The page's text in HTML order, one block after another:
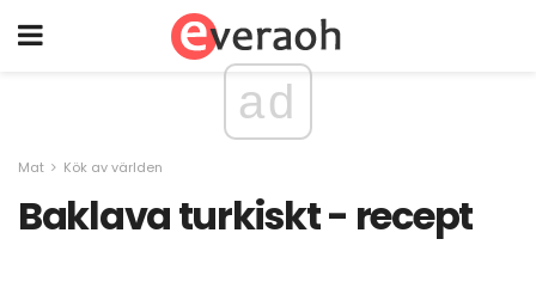
ad
Mat Kök av världen
Baklava turkiskt - recept